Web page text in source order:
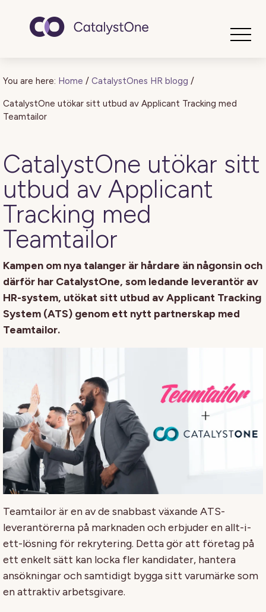
You are here: Home / CatalystOnes HR blogg /
CatalystOne utökar sitt utbud av Applicant Tracking med
Teamtailor
CatalystOne utökar sitt
utbud av Applicant
Tracking med
Teamtailor
Kampen om nya talanger är hårdare än någonsin och
därför har CatalystOne, som ledande leverantör av
HR-system, utökat sitt utbud av Applicant Tracking
System (ATS) genom ett nytt partnerskap med
Teamtailor.
Teamtailor är en av de snabbast växande ATS-
leverantörerna på marknaden och erbjuder en allt-i-
ett-lösning för rekrytering. Detta gör att företag på
ett enkelt sätt kan locka fler kandidater, hantera
ansökningar och samtidigt bygga sitt varumärke som
en attraktiv arbetsgivare.